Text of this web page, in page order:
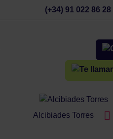
(+34) 91 022 86 28
Alcibiades Torres